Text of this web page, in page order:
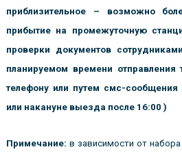
приблизительное – возможно
прибытие на промежуточную
проверки документов
планируемом времени
телефону или путем смс-
или накануне выезда после 16:00 )
Примечание: в зависимости от